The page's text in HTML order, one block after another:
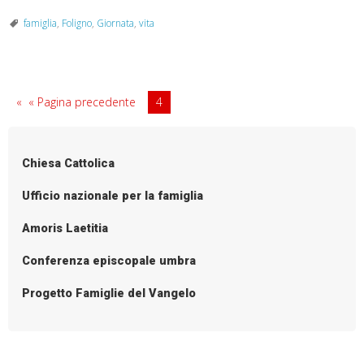
famiglia, Foligno, Giornata, vita
« Pagina precedente 4
Chiesa Cattolica
Ufficio nazionale per la famiglia
Amoris Laetitia
Conferenza episcopale umbra
Progetto Famiglie del Vangelo